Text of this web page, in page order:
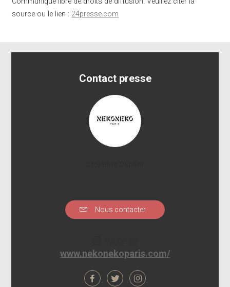
source ou le lien : 24presse.com
Contact presse
Nous contacter
www.nekonekoparis.com/